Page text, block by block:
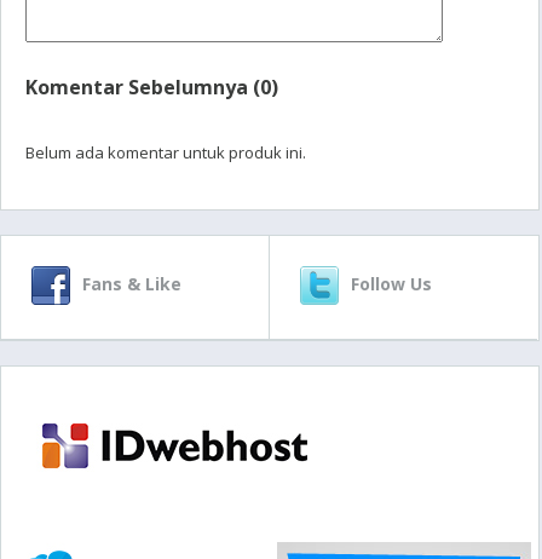
Komentar Sebelumnya (0)
Belum ada komentar untuk produk ini.
Fans & Like Follow Us